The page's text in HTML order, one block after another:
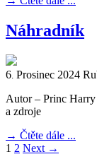
Náhradník
6 Prosinec 2024
Autor – Princ
a zdroje
→ Čtěte dále ...
1 2 Next →